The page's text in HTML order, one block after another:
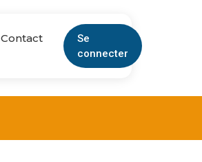
Contact
Se
connecter